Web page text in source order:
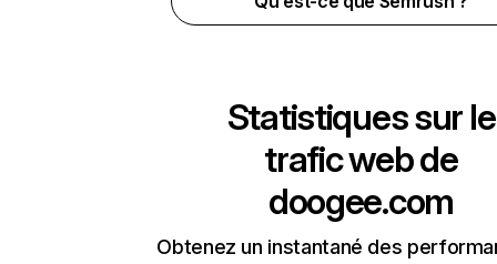
Statistiques sur le
trafic web de
doogee.com
Obtenez un instantané des